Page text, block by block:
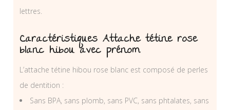
lettres.
Caractéristiques Attache tétine rose
blanc hibou avec prénom
L’attache tétine hibou rose blanc est composé de perles
de dentition :
Sans BPA, sans plomb, sans PVC, sans phtalates, sans